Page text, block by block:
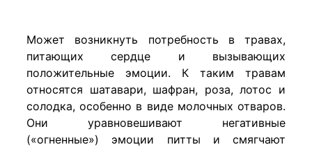
Может возникнуть потребность в травах,
питающих сердце и вызывающих
положительные эмоции. К таким травам
относятся шатавари, шафран, роза, лотос и
солодка, особенно в виде молочных отваров.
Они уравновешивают негативные
(«огненные») эмоции питты и смягчают